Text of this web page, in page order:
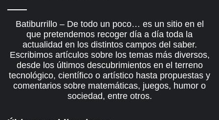
Batiburrillo – De todo un poco… es un sitio en el
que pretendemos recoger día a día toda la
actualidad en los distintos campos del saber.
Escribimos artículos sobre los temas más diversos,
desde los últimos descubrimientos en el terreno
tecnológico, científico o artístico hasta propuestas y
comentarios sobre matemáticas, juegos, humor o
sociedad, entre otros.